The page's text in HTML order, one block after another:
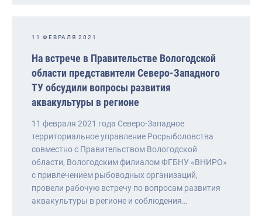
11 ФЕВРАЛЯ 2021
На встрече в Правительстве Вологодской
области представители Северо-Западного
ТУ обсудили вопросы развития
аквакультуры в регионе
11 февраля 2021 года Северо-Западное
территориальное управление Росрыболовства
совместно с Правительством Вологодской
области, Вологодским филиалом ФГБНУ «ВНИРО»
с привлечением рыбоводных организаций,
провели рабочую встречу по вопросам развития
аквакультуры в регионе и соблюдения…